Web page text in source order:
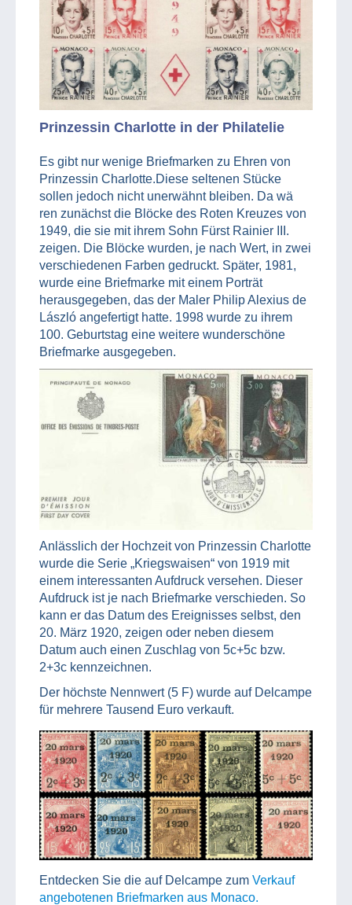
Prinzessin Charlotte in der Philatelie
Es gibt nur wenige Briefmarken zu Ehren von
Prinzessin Charlotte.Diese seltenen Stücke
sollen jedoch nicht unerwähnt bleiben. Da wä
ren zunächst die Blöcke des Roten Kreuzes von
1949, die sie mit ihrem Sohn Fürst Rainier III.
zeigen. Die Blöcke wurden, je nach Wert, in zwei
verschiedenen Farben gedruckt. Später, 1981,
wurde eine Briefmarke mit einem Porträt
herausgegeben, das der Maler Philip Alexius de
László angefertigt hatte. 1998 wurde zu ihrem
100. Geburtstag eine weitere wunderschöne
Briefmarke ausgegeben.
Anlässlich der Hochzeit von Prinzessin Charlotte
wurde die Serie „Kriegswaisen“ von 1919 mit
einem interessanten Aufdruck versehen. Dieser
Aufdruck ist je nach Briefmarke verschieden. So
kann er das Datum des Ereignisses selbst, den
20. März 1920, zeigen oder neben diesem
Datum auch einen Zuschlag von 5c+5c bzw.
2+3c kennzeichnen.
Der höchste Nennwert (5 F) wurde auf Delcampe
für mehrere Tausend Euro verkauft.
Entdecken Sie die auf Delcampe zum Verkauf
angebotenen Briefmarken aus Monaco.